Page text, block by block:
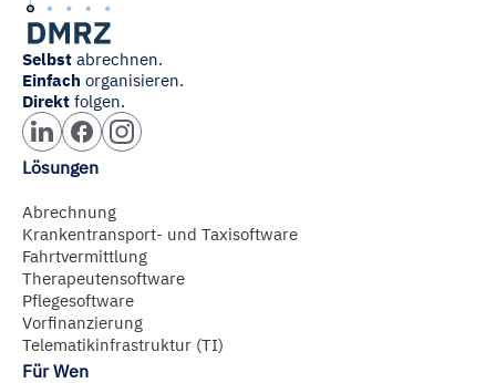
Selbst abrechnen.
Einfach organisieren.
Direkt folgen.
Lösungen
Abrechnung
Krankentransport- und Taxisoftware
Fahrtvermittlung
Therapeutensoftware
Pflegesoftware
Vorfinanzierung
Telematikinfrastruktur (TI)
Für Wen